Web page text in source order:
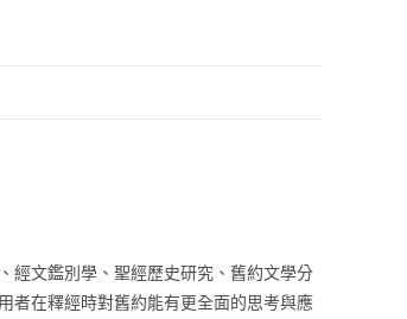
經文鑑別學、聖經歷史研究、舊約文學分
者在釋經時對舊約能有更全面的思考與應